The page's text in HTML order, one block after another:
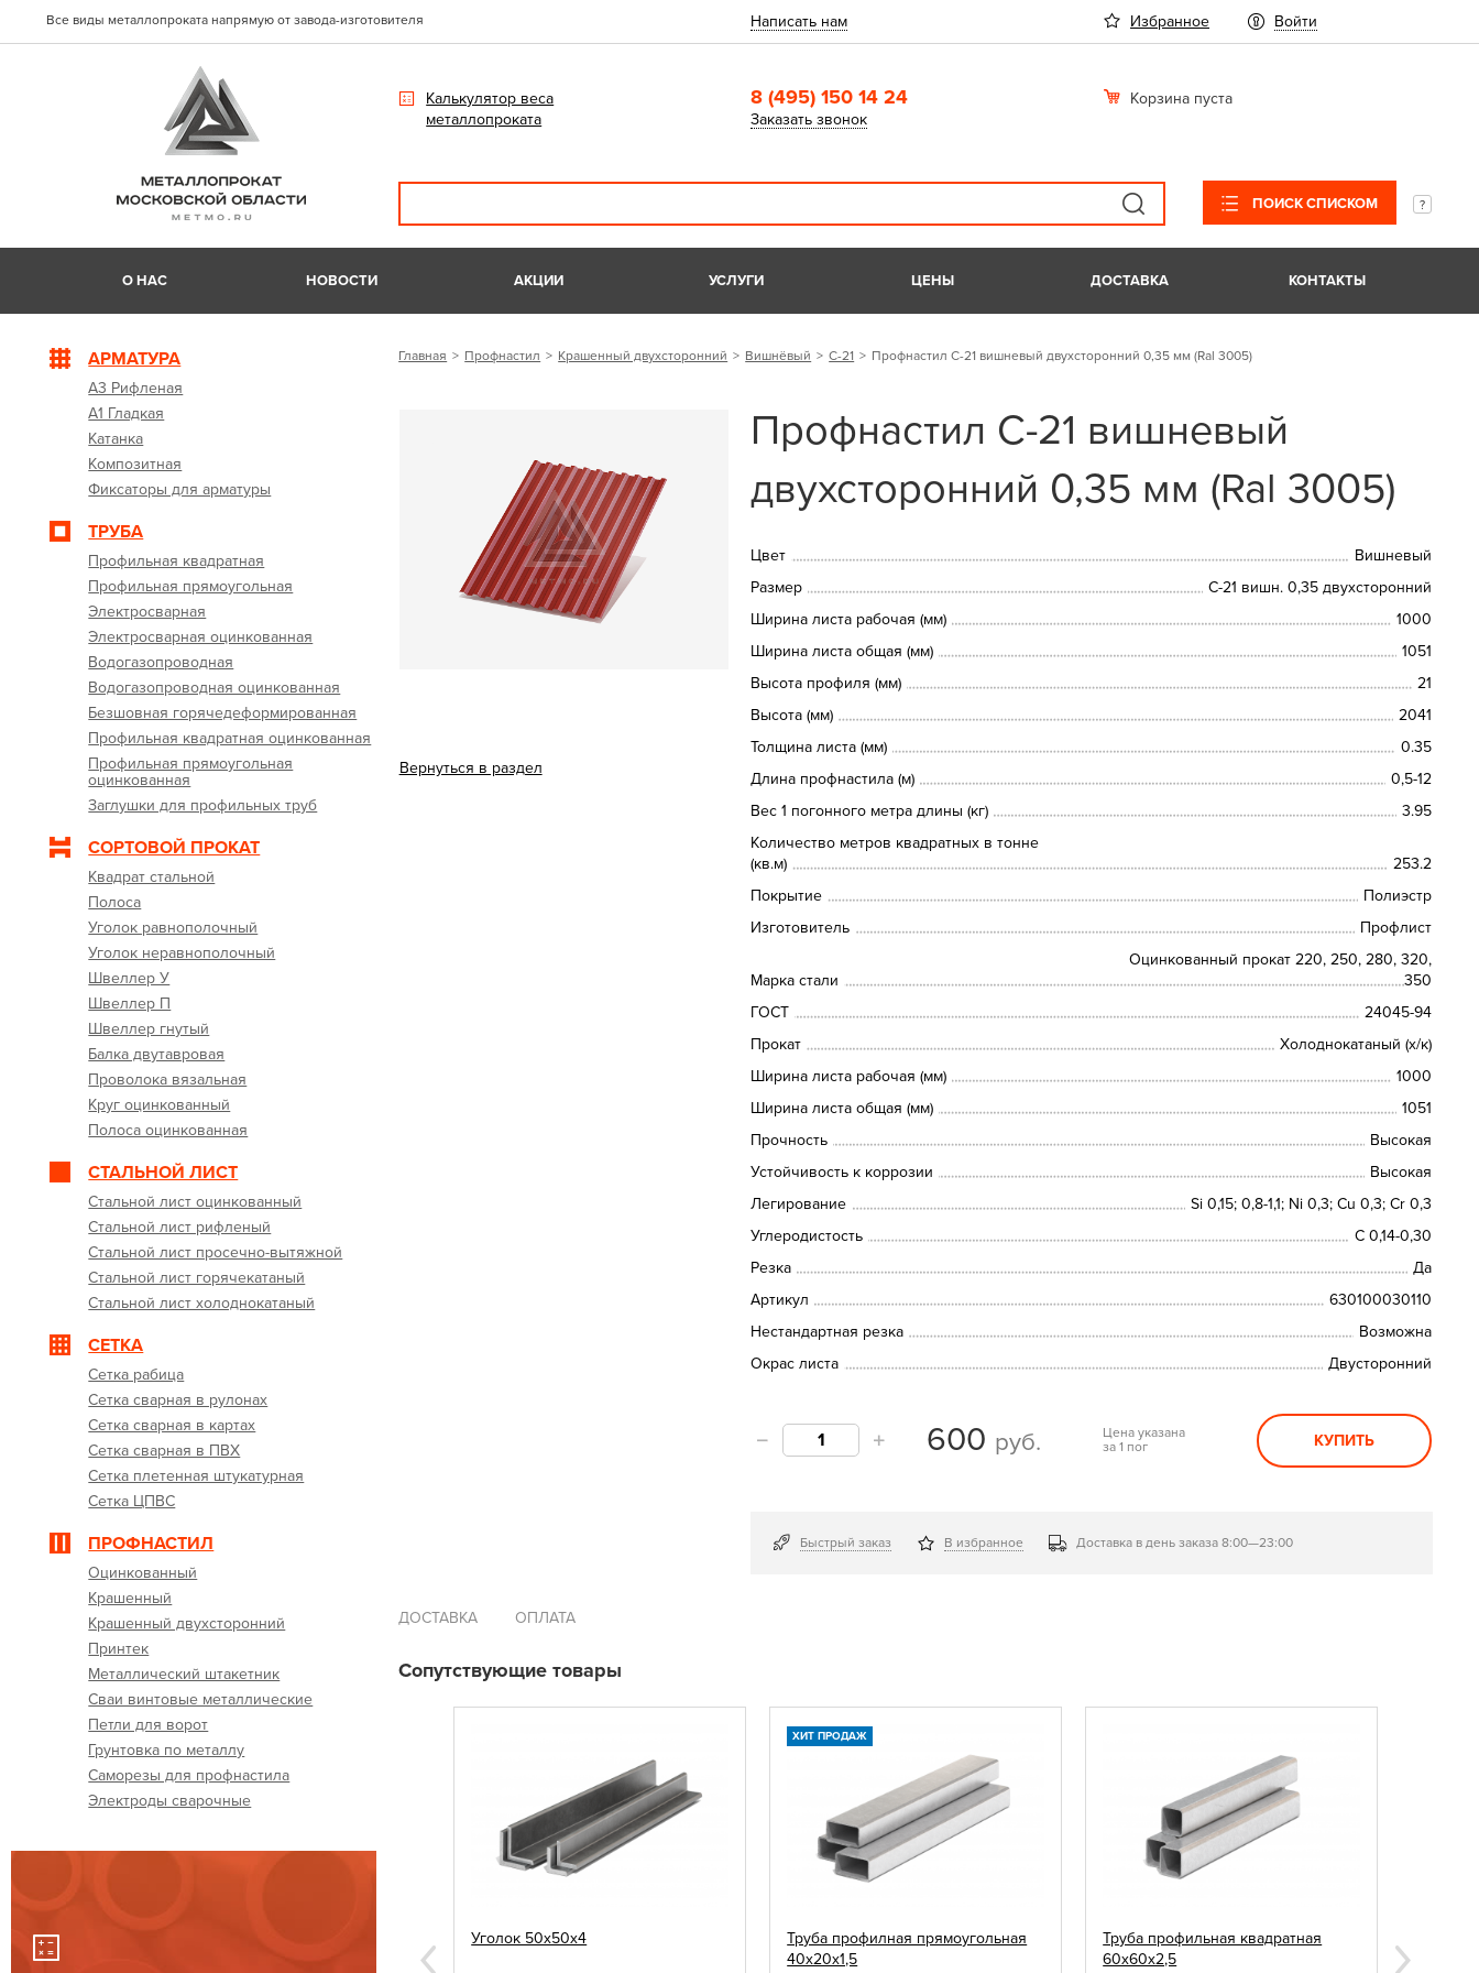
Все виды металлопроката напрямую от завода-изготовителя Написать нам Избранное Войти
Калькулятор веса
металлопроката
8 (495) 150 14 24
Заказать звонок
Корзина пуста
ПОИСК СПИСКОМ
О НАС НОВОСТИ АКЦИИ УСЛУГИ ЦЕНЫ ДОСТАВКА КОНТАКТЫ
АРМАТУРА
А3 Рифленая
А1 Гладкая
Катанка
Композитная
Фиксаторы для арматуры
ТРУБА
Профильная квадратная
Профильная прямоугольная
Электросварная
Электросварная оцинкованная
Водогазопроводная
Водогазопроводная оцинкованная
Безшовная горячедеформированная
Профильная квадратная оцинкованная
Профильная прямоугольная
оцинкованная
Заглушки для профильных труб
СОРТОВОЙ ПРОКАТ
Квадрат стальной
Полоса
Уголок равнополочный
Уголок неравнополочный
Швеллер У
Швеллер П
Швеллер гнутый
Балка двутавровая
Проволока вязальная
Круг оцинкованный
Полоса оцинкованная
СТАЛЬНОЙ ЛИСТ
Стальной лист оцинкованный
Стальной лист рифленый
Стальной лист просечно-вытяжной
Стальной лист горячекатаный
Стальной лист холоднокатаный
СЕТКА
Сетка рабица
Сетка сварная в рулонах
Сетка сварная в картах
Сетка сварная в ПВХ
Сетка плетенная штукатурная
Сетка ЦПВС
ПРОФНАСТИЛ
Оцинкованный
Крашенный
Крашенный двухсторонний
Принтек
Металлический штакетник
Сваи винтовые металлические
Петли для ворот
Грунтовка по металлу
Саморезы для профнастила
Электроды сварочные
Главная Профнастил Крашенный двухсторонний Вишнёвый С-21 Профнастил С-21 вишневый двухсторонний 0,35 мм (Ral 3005)
Вернуться в раздел
Профнастил С-21 вишневый
двухсторонний 0,35 мм (Ral 3005)
Цвет
Вишневый
Размер
С-21 вишн. 0,35 двухсторонний
Ширина листа рабочая (мм)
1000
Ширина листа общая (мм)
1051
Высота профиля (мм)
21
Высота (мм)
2041
Толщина листа (мм)
0.35
Длина профнастила (м)
0,5-12
Вес 1 погонного метра длины (кг)
3.95
Количество метров квадратных в тонне
(кв.м)
253.2
Покрытие
Полиэстр
Изготовитель
Профлист
Марка стали
Оцинкованный прокат 220, 250, 280, 320,
350
ГОСТ
24045-94
Прокат
Холоднокатаный (х/к)
Ширина листа рабочая (мм)
1000
Ширина листа общая (мм)
1051
Прочность
Высокая
Устойчивость к коррозии
Высокая
Легирование
Si 0,15; 0,8-1,1; Ni 0,3; Сu 0,3; Cr 0,3
Углеродистость
C 0,14-0,30
Резка
Да
Артикул
630100030110
Нестандартная резка
Возможна
Окрас листа
Двусторонний
600 руб.
Цена указана
за 1 пог
КУПИТЬ
Быстрый заказ В избранное Доставка в день заказа 8:00—23:00
ДОСТАВКА ОПЛАТА
Сопутствующие товары
Уголок 50х50х4
ХИТ ПРОДАЖ
Труба профилная прямоугольная
40х20х1,5
Труба профильная квадратная
60х60х2,5